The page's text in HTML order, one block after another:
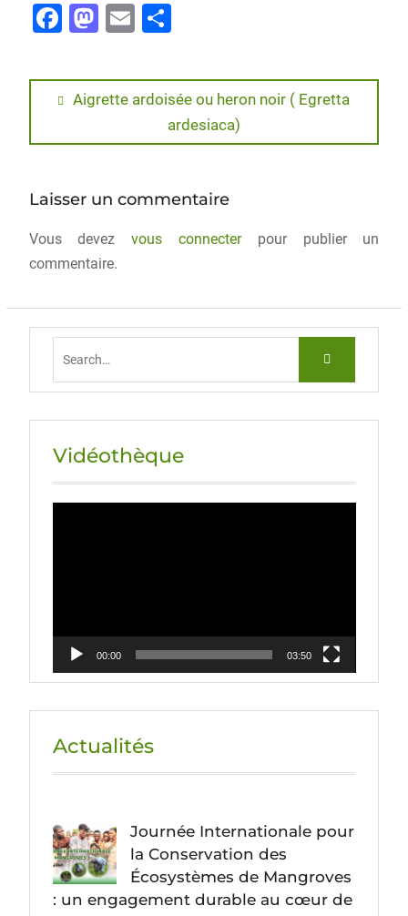
F
c
e
b
o
M
st
o
d
n
E
ai
l
P
ta
g
er
Aigrette ardoisée ou heron noir ( Egretta
ardesiaca)
Laisser un commentaire
Vous devezvous connecterpour publier un
commentaire.
Vidéothèque
00:00 03:50
Actualités
Journée Internationale pour
la Conservation des
Écosystèmes de Mangroves
: un engagement durable au cœur de